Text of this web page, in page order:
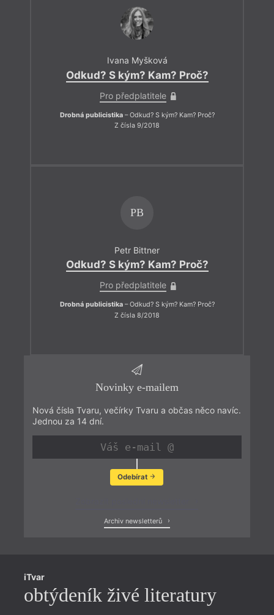
Ivana Myšková
Odkud? S kým? Kam? Proč?
Pro předplatitele
Drobná publicistika– Odkud? S kým? Kam? Proč?
Z čísla 9/2018
PB
Petr Bittner
Odkud? S kým? Kam? Proč?
Pro předplatitele
Drobná publicistika– Odkud? S kým? Kam? Proč?
Z čísla 8/2018
Novinky e-mailem
Nová čísla Tvaru, večírky Tvaru a občas něco navíc.
Jednou za 14 dní.
Odebírat
Archiv newsletterů
iTvar
obtýdeník živé literatury